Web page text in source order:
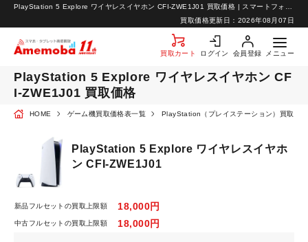
買取価格更新日： 2026年08月07日
買取カート ログイン 会員登録 メニュー
お問い合わせ
PlayStation 5 Explore ワイヤレスイヤホン CF
I-ZWE1J01 買取価格
HOME ゲーム機買取価格表一覧 PlayStation（プレイステーション）買取価
PlayStation 5 Explore ワイヤレスイヤホ
ン CFI-ZWE1J01
新品フルセットの買取上限額 18,000円
中古フルセットの買取上限額 18,000円